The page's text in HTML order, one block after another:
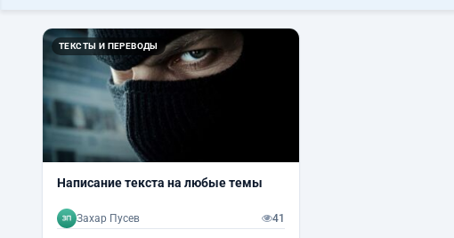
ТЕКСТЫ И ПЕРЕВОДЫ
Написание текста на любые темы
Захар Пусев 41